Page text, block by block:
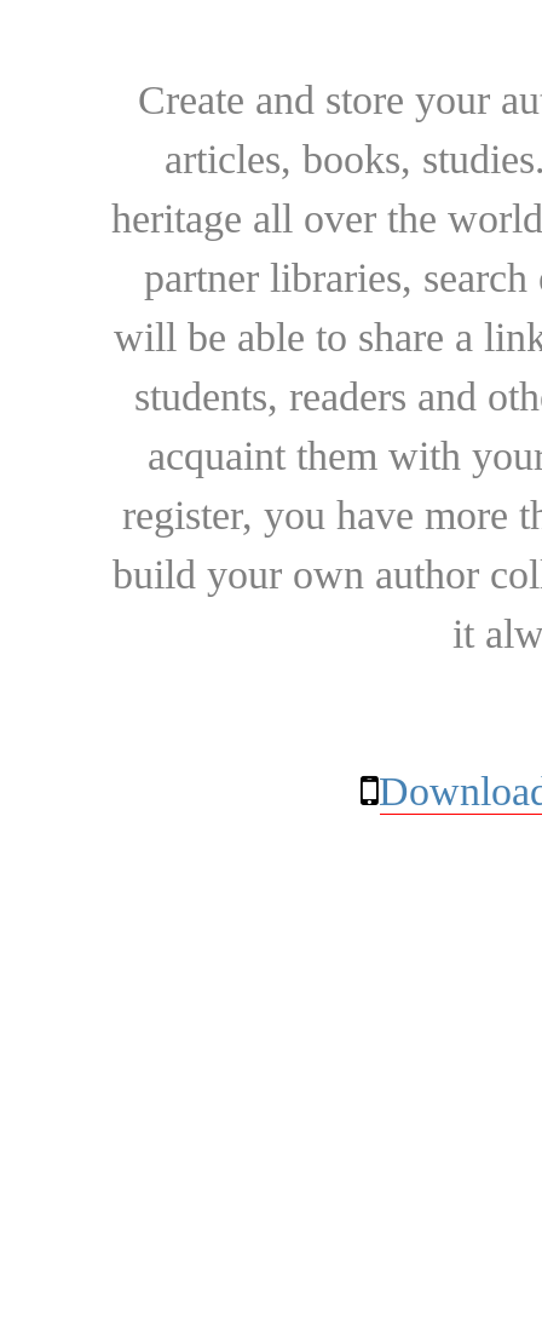
Create and store your
articles, books,
heritage all over the
partner libraries,
will be able to share a
students, readers and
acquaint them with
register, you have more
build your own author
it